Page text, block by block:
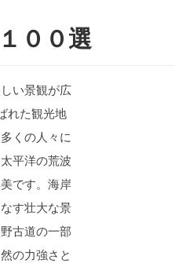
００選
い景観が広
れた観光地
くの人々に
平洋の荒波
です。海岸
す壮大な景
古道の一部
の力強さと